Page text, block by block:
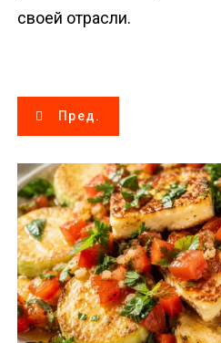
своей отрасли.
Н
а
в
и
г
а
Пред.